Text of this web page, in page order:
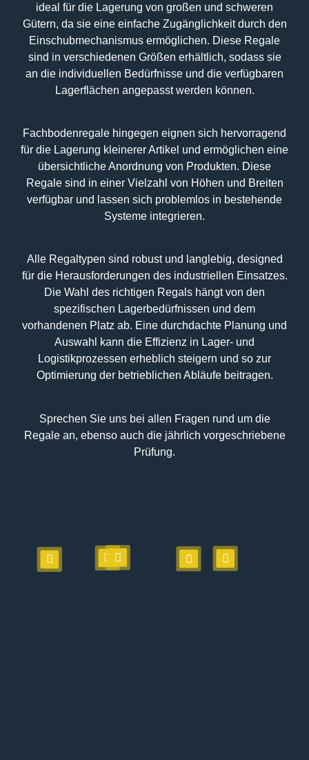
ideal für die Lagerung von großen und schweren
Gütern, da sie eine einfache Zugänglichkeit durch den
Einschubmechanismus ermöglichen. Diese Regale
sind in verschiedenen Größen erhältlich, sodass sie
an die individuellen Bedürfnisse und die verfügbaren
Lagerflächen angepasst werden können.
Fachbodenregale hingegen eignen sich hervorragend
für die Lagerung kleinerer Artikel und ermöglichen eine
übersichtliche Anordnung von Produkten. Diese
Regale sind in einer Vielzahl von Höhen und Breiten
verfügbar und lassen sich problemlos in bestehende
Systeme integrieren.
Alle Regaltypen sind robust und langlebig, designed
für die Herausforderungen des industriellen Einsatzes.
Die Wahl des richtigen Regals hängt von den
spezifischen Lagerbedürfnissen und dem
vorhandenen Platz ab. Eine durchdachte Planung und
Auswahl kann die Effizienz in Lager- und
Logistikprozessen erheblich steigern und so zur
Optimierung der betrieblichen Abläufe beitragen.
Sprechen Sie uns bei allen Fragen rund um die
Regale an, ebenso auch die jährlich vorgeschriebene
Prüfung.